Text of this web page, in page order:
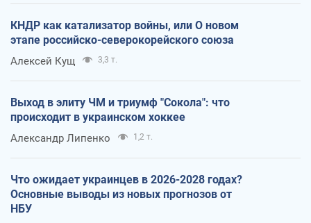
КНДР как катализатор войны, или О новом
этапе российско-северокорейского союза
Алексей Кущ 3,3 т.
Выход в элиту ЧМ и триумф "Сокола": что
происходит в украинском хоккее
Александр Липенко 1,2 т.
Что ожидает украинцев в 2026-2028 годах?
Основные выводы из новых прогнозов от
НБУ